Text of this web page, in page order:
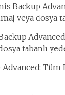
Backup
veya dosya
tabanlı